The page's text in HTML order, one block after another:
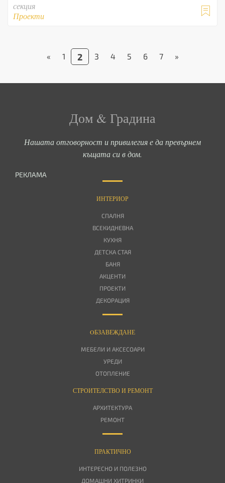

секция
Проекти
« 1 2 3 4 5 6 7 »
Дом & Градина
Нашата отговорност и привилегия е да превърнем
къщата си в дом.
РЕКЛАМА
ИНТЕРИОР
СПАЛНЯ
ВСЕКИДНЕВНА
КУХНЯ
ДЕТСКА СТАЯ
БАНЯ
АКЦЕНТИ
ПРОЕКТИ
ДЕКОРАЦИЯ
OБЗАВЕЖДАНЕ
МЕБЕЛИ И АКСЕСОАРИ
УРЕДИ
ОТОПЛЕНИЕ
СТРОИТЕЛСТВО И РЕМОНТ
АРХИТЕКТУРА
РЕМОНТ
ПРАКТИЧНО
ИНТЕРЕСНО И ПОЛЕЗНО
ДОМАШНИ ХИТРИНКИ